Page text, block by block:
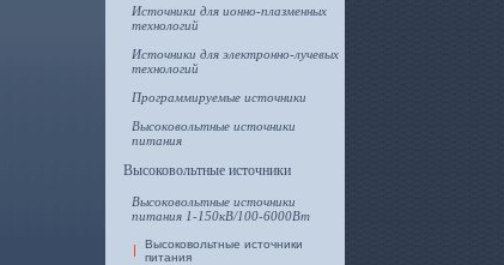
Источники для ионно-плазменных
технологий
Источники для электронно-лучевых
технологий
Программируемые источники
Высоковольтные источники
питания
Высоковольтные источники
Высоковольтные источники
питания 1-150кВ/100-6000Вт
Высоковольтные источники
питания